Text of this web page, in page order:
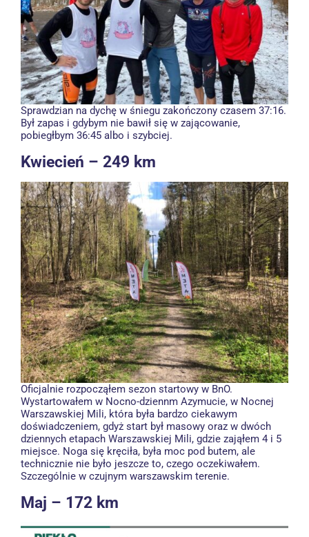
Sprawdzian na dychę w śniegu zakończony czasem 37:16.
Był zapas i gdybym nie bawił się w zającowanie,
pobiegłbym 36:45 albo i szybciej.
Kwiecień – 249 km
Oficjalnie rozpocząłem sezon startowy w BnO.
Wystartowałem w Nocno-dziennm Azymucie, w Nocnej
Warszawskiej Mili, która była bardzo ciekawym
doświadczeniem, gdyż start był masowy oraz w dwóch
dziennych etapach Warszawskiej Mili, gdzie zająłem 4 i 5
miejsce. Noga się kręciła, była moc pod butem, ale
technicznie nie było jeszcze to, czego oczekiwałem.
Szczególnie w czujnym warszawskim terenie.
Maj – 172 km